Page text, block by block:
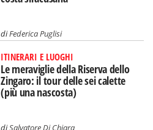
diFederica Puglisi
ITINERARI E LUOGHI
Le meraviglie della Riserva dello
Zingaro: il tour delle sei calette
(più una nascosta)
diSalvatore Di Chiara